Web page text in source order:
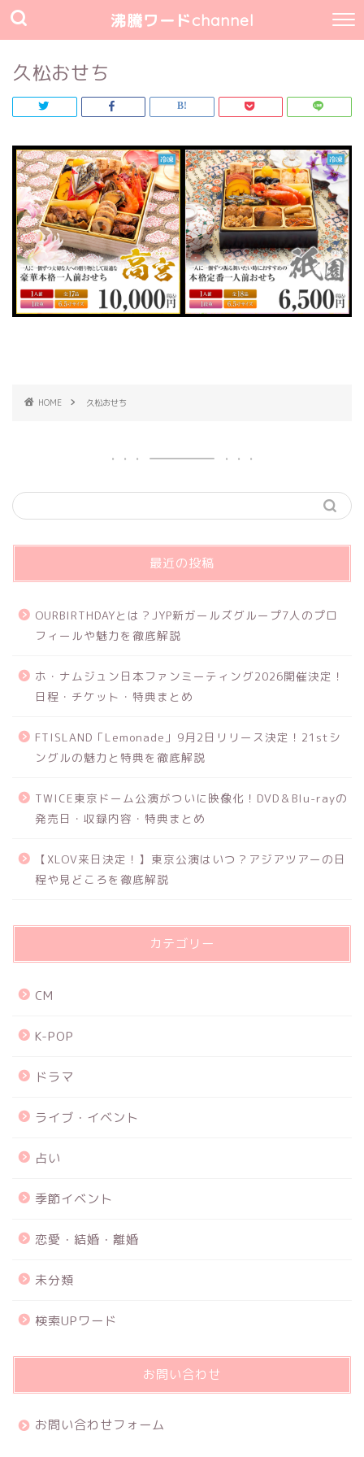
沸騰ワードchannel
久松おせち
HOME 久松おせち
最近の投稿
OURBIRTHDAYとは？JYP新ガールズグループ7人のプロ
フィールや魅力を徹底解説
ホ・ナムジュン日本ファンミーティング2026開催決定！
日程・チケット・特典まとめ
FTISLAND「Lemonade」9月2日リリース決定！21stシ
ングルの魅力と特典を徹底解説
TWICE東京ドーム公演がついに映像化！DVD＆Blu-rayの
発売日・収録内容・特典まとめ
【XLOV来日決定！】東京公演はいつ？アジアツアーの日
程や見どころを徹底解説
カテゴリー
CM
K-POP
ドラマ
ライブ・イベント
占い
季節イベント
恋愛・結婚・離婚
未分類
検索UPワード
お問い合わせ
お問い合わせフォーム